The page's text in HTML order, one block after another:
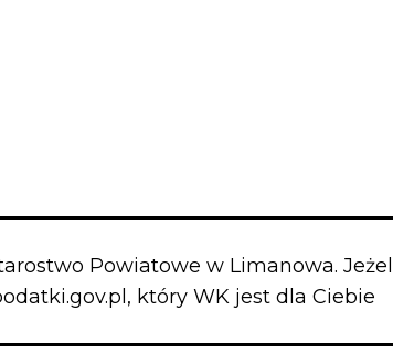
Powiatowe w Limanowa.
który WK jest dla Ciebie